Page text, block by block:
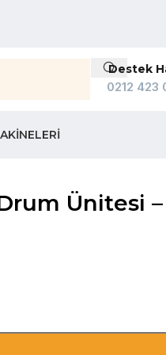
Destek
0212 423
Ünitesi –